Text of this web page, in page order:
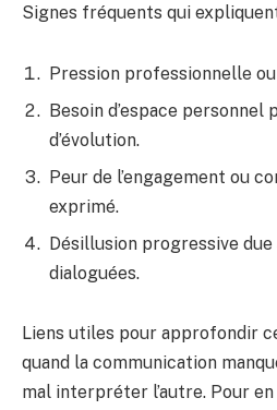
Signes fréquents qui
Pression professionnelle
Besoin d’espace personnel
d’évolution.
Peur de l’engagement ou
exprimé.
Désillusion progressive
dialoguées.
Liens utiles pour approfondir
quand la communication
mal interpréter l’autre. Pour